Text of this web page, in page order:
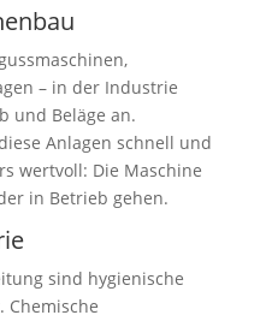
– in der Industrie
und Beläge an.
Anlagen schnell und
wertvoll: Die Maschine
in Betrieb gehen.
sind hygienische
Chemische